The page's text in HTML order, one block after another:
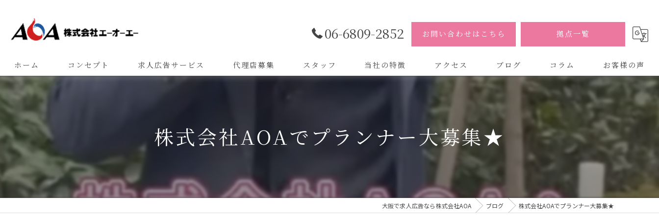
06-6809-2852 お問い合わせはこちら 拠点一覧
ホーム コンセプト 求人広告サービス 代理店募集 スタッフ 当社の特徴
バイトル
デザイン
アクセス
株式会社AOA 東京 渋谷オフィス
株式会社AOA 南森町オフィス
ブログ コラム お客様の声
株式会社AOAでプランナー大募集★
大阪で求人広告なら株式会社AOA ブログ 株式会社AOAでプランナー大募集★